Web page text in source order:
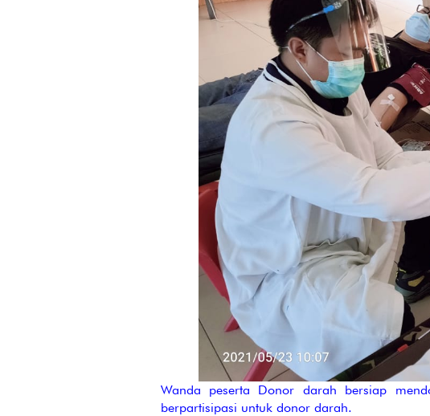
Wanda peserta Donor darah bersiap
berpartisipasi untuk donor darah.